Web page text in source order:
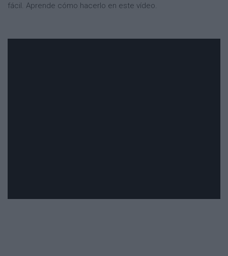
fácil. Aprende cómo hacerlo en este vídeo.